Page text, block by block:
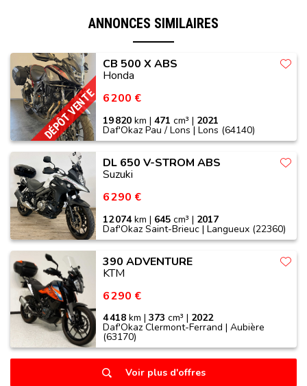
ANNONCES SIMILAIRES
DÉPÔT VENTE
CB 500 X ABS
Honda
6 200 €
19 820 km |471 cm³ | 2021
Daf'Okaz Pau / Lons | Lons (64140)
DL 650 V-STROM ABS
Suzuki
6 290 €
12 074km | 645 cm³ | 2017
Daf'Okaz Saint-Brieuc | Langueux (22360)
390 ADVENTURE
KTM
6 290 €
4 418 km |373 cm³ | 2022
Daf'Okaz Clermont-Ferrand | Aubière
(63170)
Voir plus d'offres